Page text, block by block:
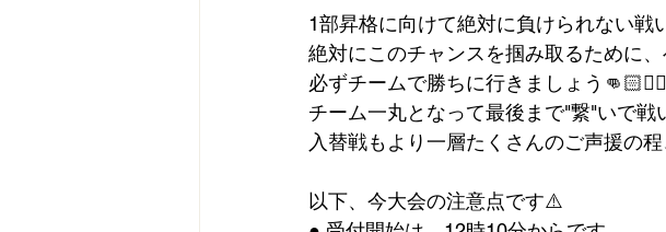
1部昇格に向けて絶対に負けられない戦
絶対にこのチャンスを掴み取るために
必ずチームで勝ちに行きましょう
チーム一丸となって最後まで"繋"いで戦
入替戦もより一層たくさんのご声援の
以下、今大会の注意点です⚠️